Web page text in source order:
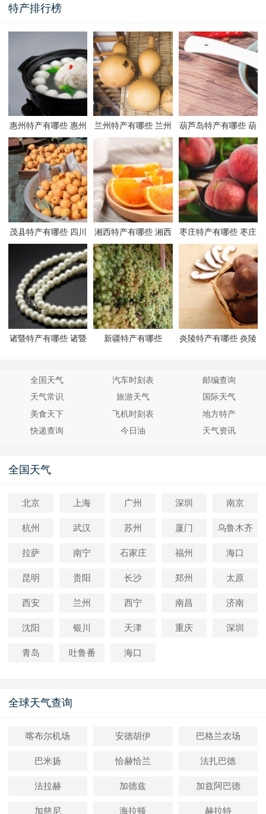
特产排行榜
惠州特产有哪些 惠州
有哪些特产
兰州特产有哪些 兰州
有哪些特产
葫芦岛特产有哪些 葫
芦岛有哪些特产
茂县特产有哪些 四川
茂县有哪些特产
湘西特产有哪些 湘西
有哪些特产
枣庄特产有哪些 枣庄
有哪些特产
诸暨特产有哪些 诸暨
新疆特产有哪些
炎陵特产有哪些 炎陵
全国天气 汽车时刻表
邮编查询
天气常识
旅游天气
国际天气
美食天下
飞机时刻表
地方特产
快递查询
今日油 天气资讯
全国天气
北京 上海 广州 深圳 南京
杭州 武汉 苏州 厦门 乌鲁木齐
拉萨 南宁 石家庄 福州 海口
昆明 贵阳 长沙 郑州 太原
西安 兰州 西宁 南昌 济南
沈阳 银川 天津 重庆 深圳
青岛 吐鲁番 海口
全球天气查询
喀布尔机场 安德胡伊 巴格兰农场
巴米扬 恰赫恰兰 法扎巴德
法拉赫 加德兹 加兹阿巴德
加慈尼 海拉顿 赫拉特